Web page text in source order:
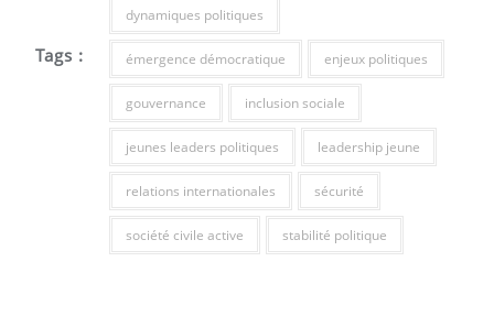
Tags :
dynamiques politiques
émergence démocratique enjeux politiques
gouvernance inclusion sociale
jeunes leaders politiques leadership jeune
relations internationales sécurité
société civile active stabilité politique